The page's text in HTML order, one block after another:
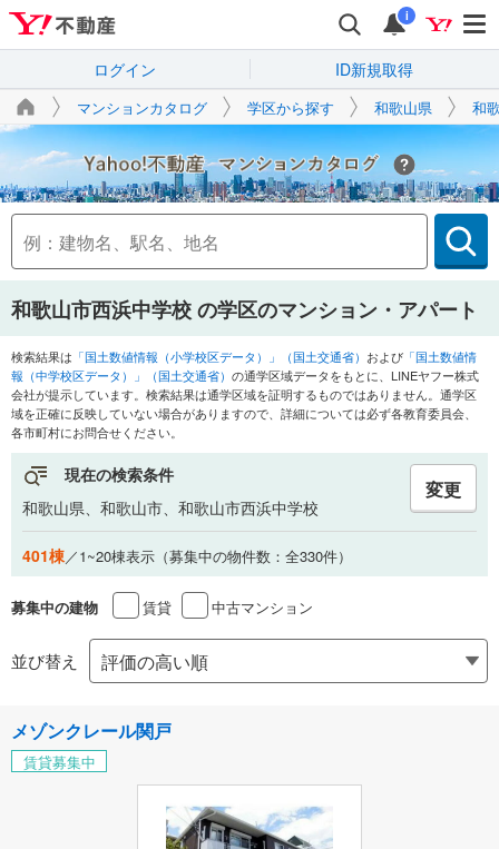
i
ログイン ID新規取得
マンションカタログ 学区から探す 和歌山県 和
Yahoo!不動産
和歌山市西浜中学校の学区のマンション・アパート
検索結果は 「国土数値情報（小学校区データ）」（国土交通省） および 「国土数値情
報（中学校区データ）」（国土交通省） の通学区域データをもとに、LINEヤフー株式
会社が提示しています。検索結果は通学区域を証明するものではありません。通学区
域を正確に反映していない場合がありますので、詳細については必ず各教育委員会、
各市町村にお問合せください。
現在の検索条件
和歌山県、和歌山市、和歌山市西浜中学校
変更
401棟／1~20棟表示（募集中の物件数：全330件）
募集中の建物 賃貸 中古マンション
並び替え
メゾンクレール関戸
賃貸募集中